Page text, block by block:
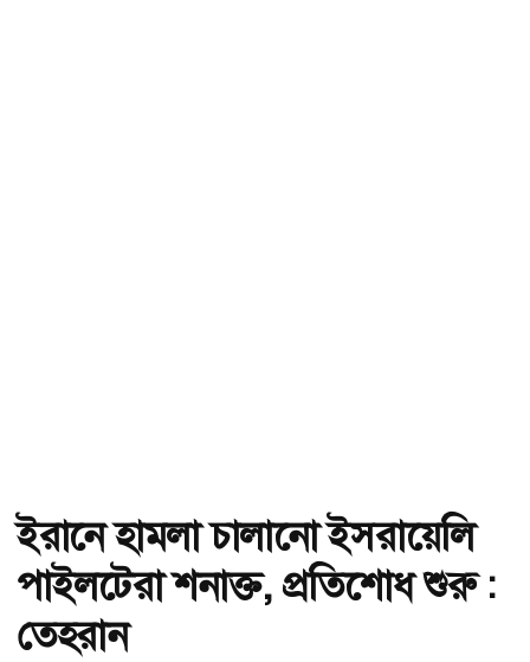
ইরানে হামলা চালানো ইসরায়েলি
পাইলটেরা শনাক্ত, প্রতিশোধ শুরু :
তেহরান